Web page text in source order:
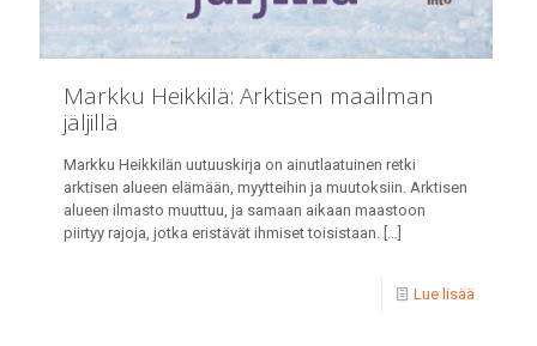
Markku Heikkilä: Arktisen maailman
jäljillä
Markku Heikkilän uutuuskirja on ainutlaatuinen retki
arktisen alueen elämään, myytteihin ja muutoksiin. Arktisen
alueen ilmasto muuttuu, ja samaan aikaan maastoon
piirtyy rajoja, jotka eristävät ihmiset toisistaan. […]
Lue lisää